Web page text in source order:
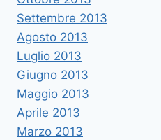
Settembre 2013
Agosto 2013
Luglio 2013
Giugno 2013
Maggio 2013
Aprile 2013
Marzo 2013